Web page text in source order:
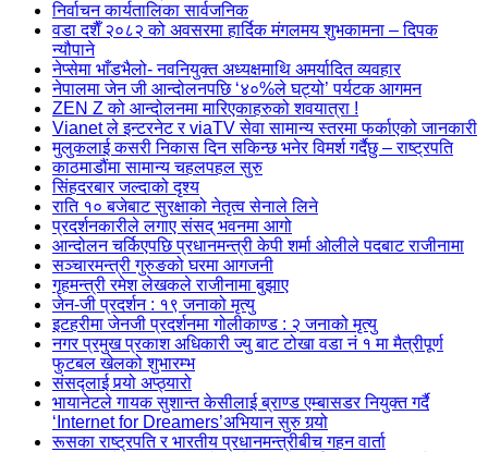
निर्वाचन कार्यतालिका सार्वजनिक
वडा दशैँ २०८२ को अवसरमा हार्दिक मंगलमय शुभकामना – दिपक
न्यौपाने
नेप्सेमा भाँडभैलो- नवनियुक्त अध्यक्षमाथि अमर्यादित व्यवहार
नेपालमा जेन जी आन्दोलनपछि ‘४०%ले घट्यो’ पर्यटक आगमन
ZEN Z को आन्दोलनमा मारिएकाहरुको शवयात्रा !
Vianet ले इन्टरनेट र viaTV सेवा सामान्य स्तरमा फर्काएको जानकारी
मुलुकलाई कसरी निकास दिन सकिन्छ भनेर विमर्श गर्दैछु – राष्ट्रपति
काठमाडौंमा सामान्य चहलपहल सुरु
सिंहदरबार जल्दाको दृश्य
राति १० बजेबाट सुरक्षाको नेतृत्व सेनाले लिने
प्रदर्शनकारीले लगाए संसद् भवनमा आगो
आन्दोलन चर्किएपछि प्रधानमन्त्री केपी शर्मा ओलीले पदबाट ‍राजीनामा
सञ्चारमन्त्री गुरुङको घरमा आगजनी
गृहमन्त्री रमेश लेखकले राजीनामा बुझाए
जेन-जी प्रदर्शन : १९ जनाको मृत्यु
इटहरीमा जेनजी प्रदर्शनमा गोलीकाण्ड : २ जनाको मृत्यु
नगर प्रमुख प्रकाश अधिकारी ज्यु बाट टोखा वडा नं १ मा मैत्रीपूर्ण
फुटबल खेलको शुभारम्भ
संसद्लाई पर्‍यो अप्ठ्यारो
भायानेटले गायक सुशान्त केसीलाई ब्राण्ड एम्बासडर नियुक्त गर्दै
‘Internet for Dreamers’अभियान सुरु गर्‍यो
रूसका राष्ट्रपति र भारतीय प्रधानमन्त्रीबीच गहन वार्ता